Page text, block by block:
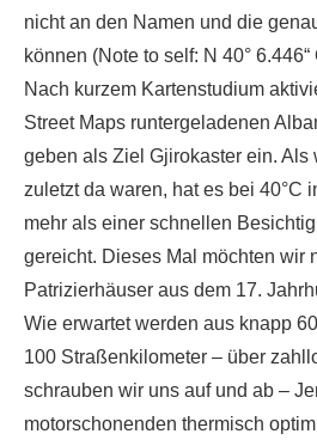
nicht an den Namen und die
können (Note to self: N 40° 6.446“
Nach kurzem Kartenstudium
Street Maps runtergeladenen
geben als Ziel Gjirokaster ein. Als
zuletzt da waren, hat es bei 40°C
mehr als einer schnellen
gereicht. Dieses Mal möchten wir
Patrizierhäuser aus dem 17.
Wie erwartet werden aus knapp
100 Straßenkilometer – über
schrauben wir uns auf und ab –
motorschonenden thermisch